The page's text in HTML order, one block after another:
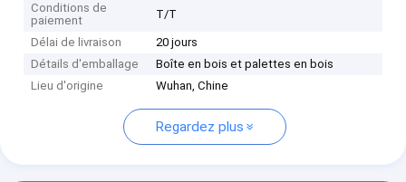
Conditions de
paiement
T/T
Délai de livraison
20 jours
Détails d'emballage
Boîte en bois et palettes en bois
Lieu d'origine
Wuhan, Chine
Regardez plus